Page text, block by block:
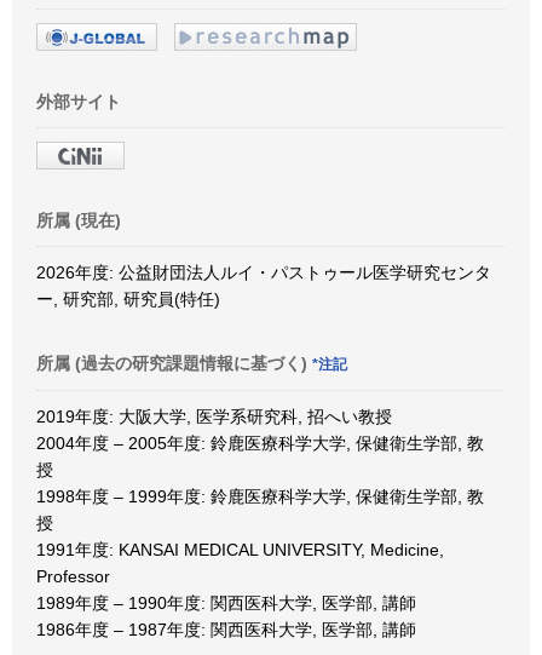
外部サイト
所属 (現在)
2026年度: 公益財団法人ルイ・パストゥール医学研究センタ
ー, 研究部, 研究員(特任)
所属 (過去の研究課題情報に基づく) *注記
2019年度: 大阪大学, 医学系研究科, 招へい教授
2004年度 – 2005年度: 鈴鹿医療科学大学, 保健衛生学部, 教
授
1998年度 – 1999年度: 鈴鹿医療科学大学, 保健衛生学部, 教
授
1991年度: KANSAI MEDICAL UNIVERSITY, Medicine,
Professor
1989年度 – 1990年度: 関西医科大学, 医学部, 講師
1986年度 – 1987年度: 関西医科大学, 医学部, 講師